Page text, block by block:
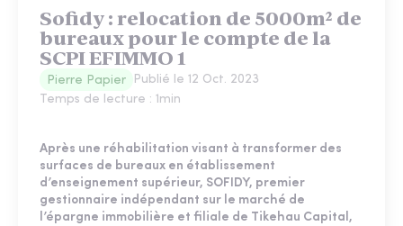
Sofidy : relocation de 5000m² de
bureaux pour le compte de la
SCPI EFIMMO 1
Pierre Papier Publié le 12 Oct. 2023
Temps de lecture : 1min
Après une réhabilitation visant à transformer des
surfaces de bureaux en établissement
d’enseignement supérieur, SOFIDY, premier
gestionnaire indépendant sur le marché de
l’épargne immobilière et filiale de Tikehau Capital,